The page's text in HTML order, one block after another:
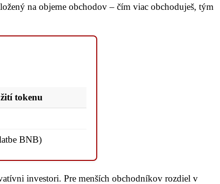
na objeme obchodov – čím viac obchoduješ, tým
tokenu
BNB)
investori. Pre menších obchodníkov rozdiel v